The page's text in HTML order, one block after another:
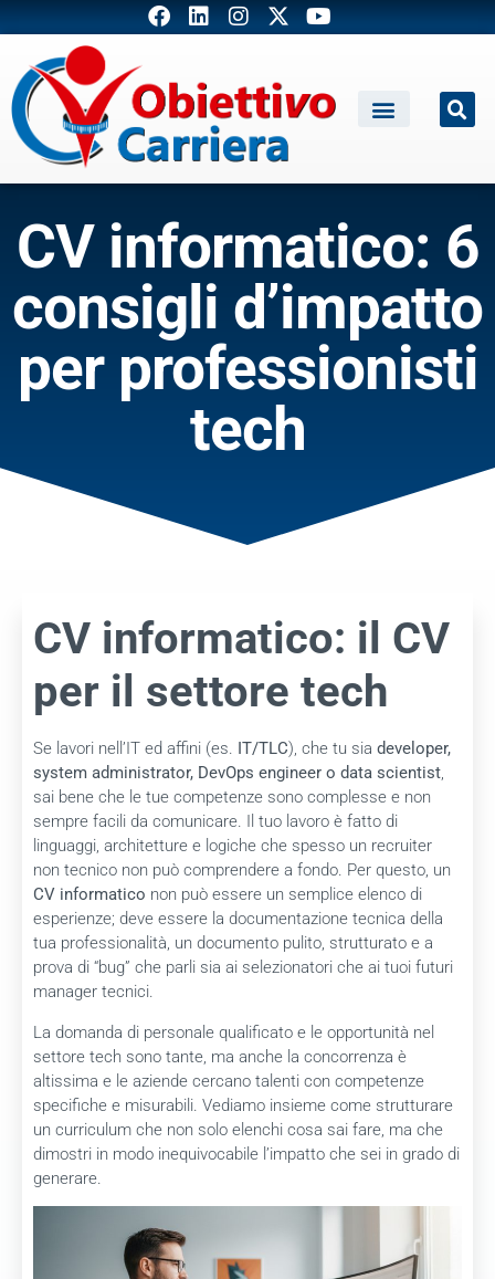
CV informatico: 6
consigli d’impatto
per professionisti
tech
CV informatico: il CV
per il settore tech
Se lavori nell’IT ed affini (es. IT/TLC), che tu sia developer,
system administrator, DevOps engineer o data scientist,
sai bene che le tue competenze sono complesse e non
sempre facili da comunicare. Il tuo lavoro è fatto di
linguaggi, architetture e logiche che spesso un recruiter
non tecnico non può comprendere a fondo. Per questo, un
CV informatico non può essere un semplice elenco di
esperienze; deve essere la documentazione tecnica della
tua professionalità, un documento pulito, strutturato e a
prova di “bug” che parli sia ai selezionatori che ai tuoi futuri
manager tecnici.
La domanda di personale qualificato e le opportunità nel
settore tech sono tante, ma anche la concorrenza è
altissima e le aziende cercano talenti con competenze
specifiche e misurabili. Vediamo insieme come strutturare
un curriculum che non solo elenchi cosa sai fare, ma che
dimostri in modo inequivocabile l’impatto che sei in grado di
generare.